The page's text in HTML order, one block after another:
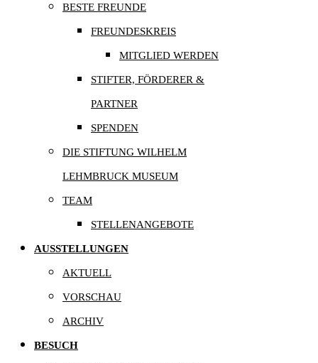
BESTE FREUNDE
FREUNDESKREIS
MITGLIED WERDEN
STIFTER, FÖRDERER &
PARTNER
SPENDEN
DIE STIFTUNG WILHELM
LEHMBRUCK MUSEUM
TEAM
STELLENANGEBOTE
AUSSTELLUNGEN
AKTUELL
VORSCHAU
ARCHIV
BESUCH